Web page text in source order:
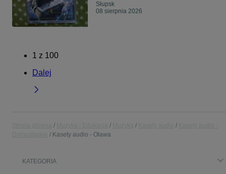
Słupsk
08 sierpnia 2026
1 z 100
Dalej
Kasety audio - Oława
KATEGORIA